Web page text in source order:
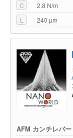
C
2.8 N/m
L
240 µm
AFM カンチレバー